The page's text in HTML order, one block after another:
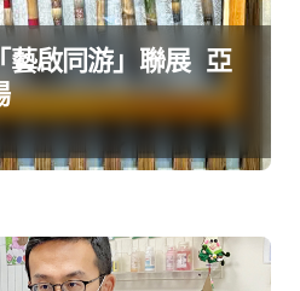
藝啟同游」聯展 亞